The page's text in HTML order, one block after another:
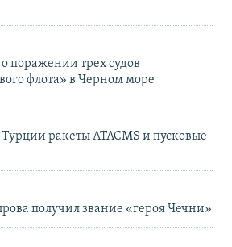
поражении трех судов
флота» в Черном море
ракеты ATACMS и пусковые
получил звание «героя Чечни»